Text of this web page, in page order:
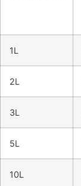
1L
2L
3L
5L
10L